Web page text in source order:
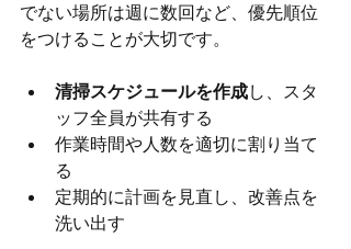
でない場所は週に数回など、優先順位
をつけることが大切です。
清掃スケジュールを作成し、スタ
ッフ全員が共有する
作業時間や人数を適切に割り当て
る
定期的に計画を見直し、改善点を
洗い出す